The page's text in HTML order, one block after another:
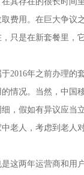
费用。在巨大争议
只是在新套餐里，
2016年之前办理
情况。当然，中国
，假如有异议应当
老人，考虑到老人
这两年运营商和用